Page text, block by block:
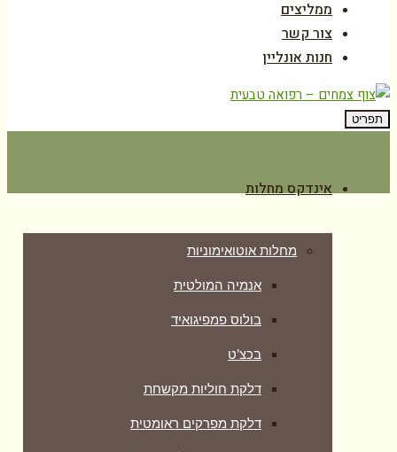
ממליצים
צור קשר
חנות אונליין
תפריט
אינדקס מחלות
מחלות אוטואימוניות
אנמיה המולטית
בולוס פמפיגואיד
בכצ’ט
דלקת חוליות מקשחת
דלקת מפרקים ראומטית